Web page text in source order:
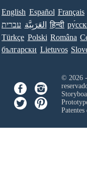
English Español Français
עברית العَرَبِيَّة हिन्दी
Türkçe Polski Româna
български Lietuvos
© 2026